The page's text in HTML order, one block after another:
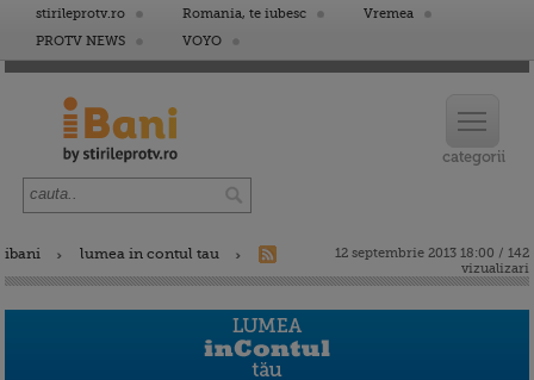
stirileprotv.ro Romania, te iubesc
Vremea
PROTV NEWS
VOYO
ibani lumea in contul tau
12 septembrie 2013 18:00 / 142
vizualizari